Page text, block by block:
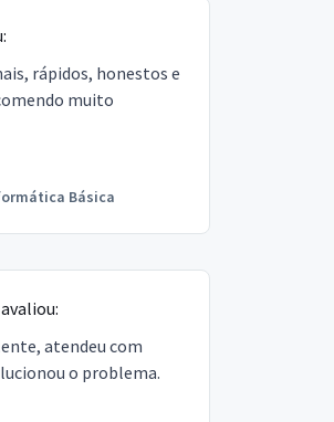
rápidos, honestos e
muito
Básica
avaliou:
atendeu com
o problema.